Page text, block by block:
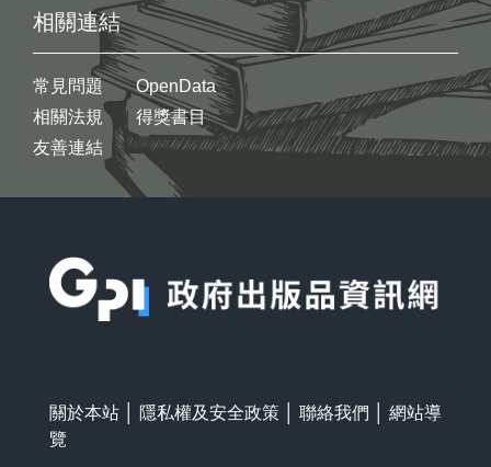
相關連結
常見問題
相關法規
友善連結
OpenData
得獎書目
關於本站 隱私權及安全政策 聯絡我們
網站導
覽